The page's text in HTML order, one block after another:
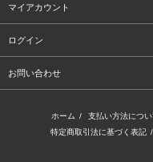
マイアカウント
ログイン
お問い合わせ
ホーム / 支払い方法につい
特定商取引法に基づく表記 /